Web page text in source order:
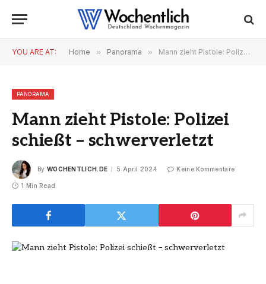
YOU ARE AT: Home » Panorama » Mann zieht Pistole: Polizei schießt – schwerverletzt
PANORAMA
Mann zieht Pistole: Polizei
schießt – schwerverletzt
By WOCHENTLICH.DE 5 April 2024 Keine Kommentare
1 Min Read